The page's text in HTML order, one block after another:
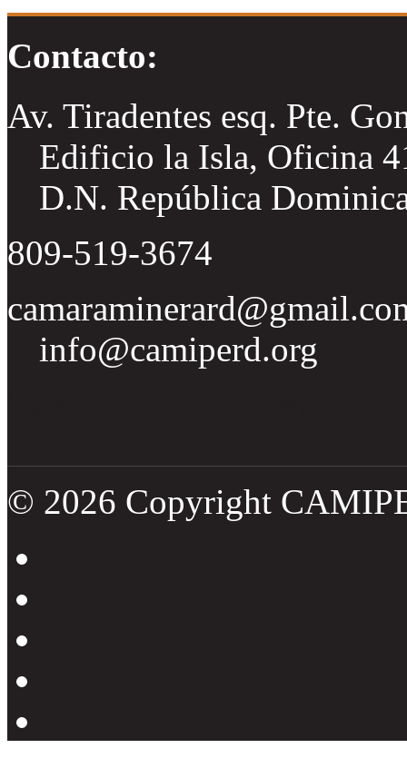
Contacto:
Av. Tiradentes esq. Pte.
Edificio la Isla, Oficina
D.N. República
809-519-3674
info@camiperd.org
© 2026 Copyright